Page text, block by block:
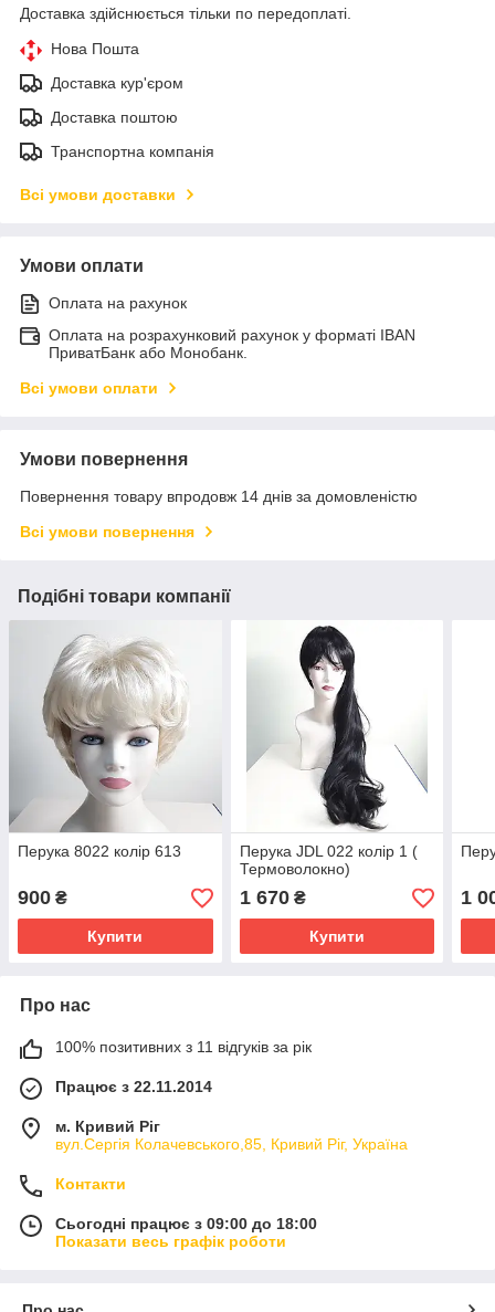
Доставка здійснюється тільки по передоплаті.
Нова Пошта
Доставка кур'єром
Доставка поштою
Транспортна компанія
Всі умови доставки
Умови оплати
Оплата на рахунок
Оплата на розрахунковий рахунок у форматі IBAN
ПриватБанк або Монобанк.
Всі умови оплати
Умови повернення
Повернення товару впродовж 14 днів за домовленістю
Всі умови повернення
Подібні товари компанії
Перука 8022 колір 613
900 ₴
Купити
Перука JDL 022 колір 1 (
Термоволокно)
1 670₴
Купити
1
Про нас
100% позитивних з 11 відгуків за рік
Працює з 22.11.2014
м. Кривий Ріг
вул.Сергія Колачевського,85, Кривий Ріг, Україна
Контакти
Сьогодні працює з 09:00 до 18:00
Показати весь графік роботи